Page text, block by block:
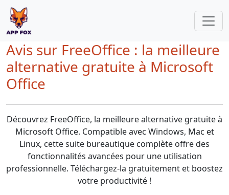
Avis sur FreeOffice : la meilleure
alternative gratuite à Microsoft
Office
Découvrez FreeOffice, la meilleure alternative gratuite à
Microsoft Office. Compatible avec Windows, Mac et
Linux, cette suite bureautique complète offre des
fonctionnalités avancées pour une utilisation
professionnelle. Téléchargez-la gratuitement et boostez
votre productivité !